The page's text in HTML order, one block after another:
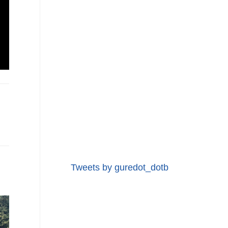
Tweets by guredot_dotb